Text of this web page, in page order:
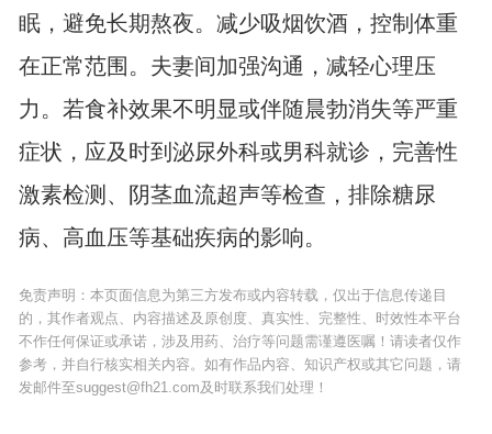
眠，避免长期熬夜。减少吸烟饮酒，控制体重
在正常范围。夫妻间加强沟通，减轻心理压
力。若食补效果不明显或伴随晨勃消失等严重
症状，应及时到泌尿外科或男科就诊，完善性
激素检测、阴茎血流超声等检查，排除糖尿
病、高血压等基础疾病的影响。
免责声明：本页面信息为第三方发布或内容转载，仅出于信息传递目
的，其作者观点、内容描述及原创度、真实性、完整性、时效性本平台
不作任何保证或承诺，涉及用药、治疗等问题需谨遵医嘱！请读者仅作
参考，并自行核实相关内容。如有作品内容、知识产权或其它问题，请
发邮件至suggest@fh21.com及时联系我们处理！